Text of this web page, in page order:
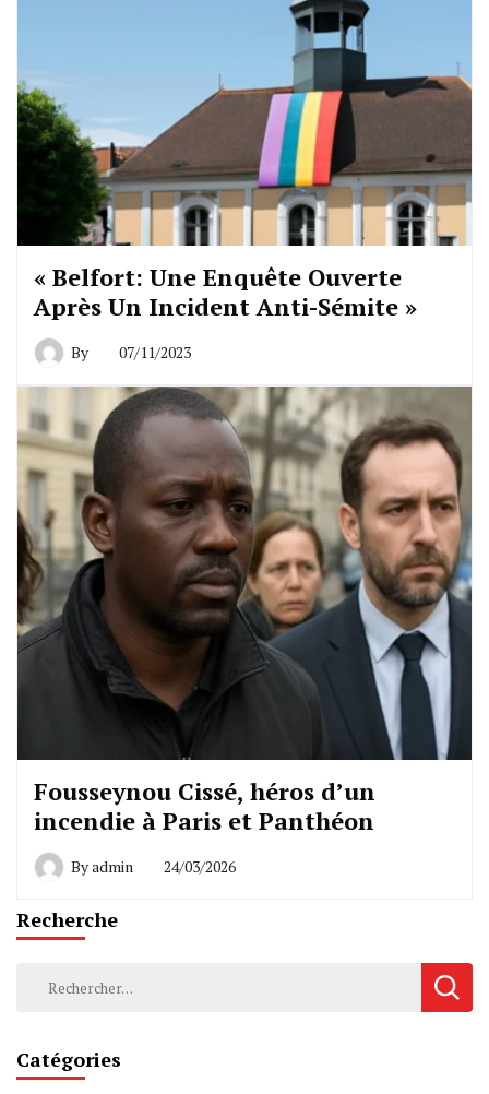
« Belfort: Une Enquête Ouverte
Après Un Incident Anti-Sémite »
By 07/11/2023
Fousseynou Cissé, héros d’un
incendie à Paris et Panthéon
Byadmin 24/03/2026
Recherche
Rechercher :
Catégories